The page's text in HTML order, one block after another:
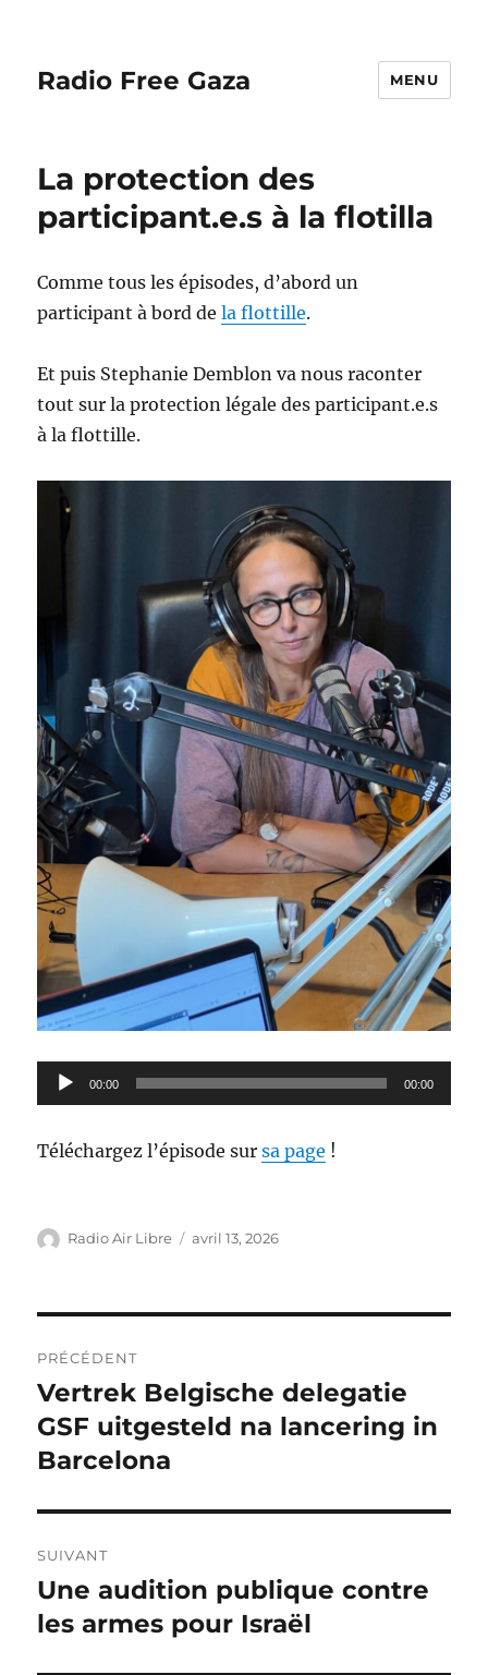
Radio Free Gaza MENU
La protection des
participant.e.s à la flotilla
Comme tous les épisodes, d’abord un
participant à bord dela flottille.
Et puis Stephanie Demblon va nous raconter
tout sur la protection légale des participant.e.s
à la flottille.
Lecteur
audio
00:00 00:00
Téléchargez l’épisode sursa page !
Auteur
Radio Air Libre
Publié
avril 13, 2026
de
l’article
PRÉCÉDENT
Article
précédent :
Vertrek Belgische delegatie
GSF uitgesteld na lancering in
Barcelona
SUIVANT
Article
suivant :
Une audition publique contre
les armes pour Israël